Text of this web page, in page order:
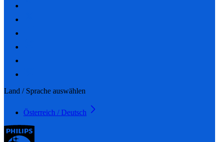
Land / Sprache auswählen
Österreich / Deutsch